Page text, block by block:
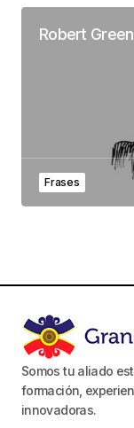
Robert
Frases
Somos tu aliado
formación,
innovadoras.